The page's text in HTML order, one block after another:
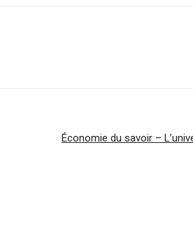
Économie du savoir –